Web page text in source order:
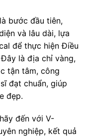
bước đầu tiên,
và lâu dài, lựa
để thực hiện Điều
là địa chỉ vàng,
tận tâm, công
đạt chuẩn, giúp
đẹp.
đến với V-
nghiệp, kết quả